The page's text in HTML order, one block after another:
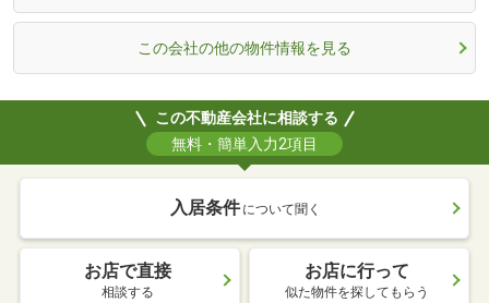
この会社の他の物件情報を見る
この不動産会社に相談する
無料・簡単入力2項目
入居条件 について聞く
お店で直接
相談する
お店に行って
似た物件を探してもらう